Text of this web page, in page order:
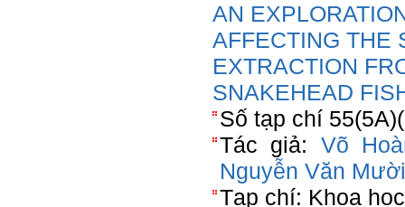
AN
AFFECTING THE
EXTRACTION
SNAKEHEAD
Số tạp chí
Tác giả: Võ
Nguyễn Văn Mười
Tạp chí: Khoa